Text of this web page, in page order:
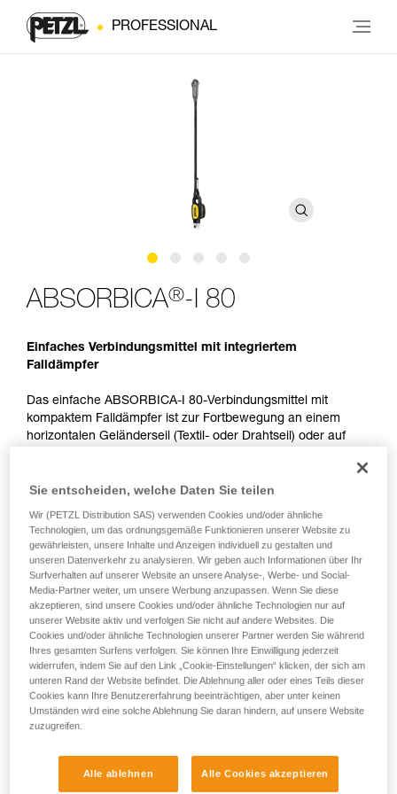
PROFESSIONAL
ABSORBICA®-I 80
Einfaches Verbindungsmittel mit integriertem
Falldämpfer
Das einfache ABSORBICA-I 80-Verbindungsmittel mit
kompaktem Falldämpfer ist zur Fortbewegung an einem
horizontalen Geländerseil (Textil- oder Drahtseil) oder auf
konzipiert. Es ist für Anwender/-innen geeignet, die zwischen
60 und 140 kg wiegen. Es bietet mehrere
unterschiedlichen Verbindungselementen verwendet
werden.
Möchten Sie Ihren Sturzraum berechnen?
MODUL ZUR STURZRAUMBERECHNUNG
Sie entscheiden, welche Daten Sie teilen
Wir (PETZL Distribution SAS) verwenden Cookies und/oder ähnliche
Technologien, um das ordnungsgemäße Funktionieren unserer Website zu
gewährleisten, unsere Inhalte und Anzeigen individuell zu gestalten und
unseren Datenverkehr zu analysieren. Wir geben auch Informationen über Ihr
Surfverhalten auf unserer Website an unsere Analyse-, Werbe- und Social-
Media-Partner weiter, um unsere Werbung anzupassen. Wenn Sie diese
akzeptieren, sind unsere Cookies und/oder ähnliche Technologien nur auf
unserer Website aktiv und verfolgen Sie nicht auf andere Websites. Die
Cookies und/oder ähnliche Technologien unserer Partner werden Sie während
Ihres gesamten Surfens verfolgen. Sie können Ihre Einwilligung jederzeit
widerrufen, indem Sie auf den Link „Cookie-Einstellungen“ klicken, der sich am
unteren Rand der Website befindet. Die Ablehnung aller oder eines Teils dieser
Cookies kann Ihre Benutzererfahrung beeinträchtigen, aber unter keinen
Umständen wird eine solche Ablehnung Sie daran hindern, auf unsere Website
zuzugreifen.
Alle ablehnen Alle Cookies akzeptieren